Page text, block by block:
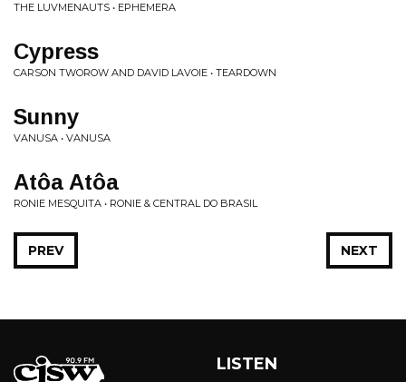
THE LUVMENAUTS • EPHEMERA
Cypress
CARSON TWOROW AND DAVID LAVOIE • TEARDOWN
Sunny
VANUSA • VANUSA
Atôa Atôa
RONIE MESQUITA • RONIE & CENTRAL DO BRASIL
NEXT
PREV
LISTEN